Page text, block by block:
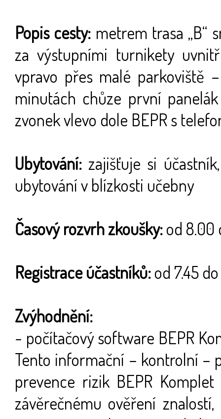
Popis cesty: metrem trasa „B“
za výstupními turnikety
vpravo přes malé parkoviště
minutách chůze první
zvonek vlevo dole BEPR s
Ubytování: zajišťuje si
ubytování v blízkosti učebny
Časový rozvrh zkoušky:od 8.00
Registrace účastníků:od 7.45
Zvýhodnění:
- počítačový software BEPR
Tento informační – kontrolní –
prevence rizik BEPR
závěrečnému ověření